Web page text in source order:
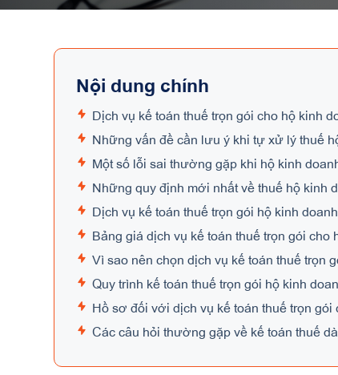
Nội dung chính
Dịch vụ kế toán thuế trọn gói cho hộ kinh
Những vấn đề cần lưu ý khi tự xử lý thuế
Một số lỗi sai thường gặp khi hộ kinh
Những quy định mới nhất về thuế hộ kinh
Dịch vụ kế toán thuế trọn gói hộ kinh
Bảng giá dịch vụ kế toán thuế trọn gói
Vì sao nên chọn dịch vụ kế toán thuế trọn
Quy trình kế toán thuế trọn gói hộ kinh
Hồ sơ đối với dịch vụ kế toán thuế trọn
Các câu hỏi thường gặp về kế toán thuế